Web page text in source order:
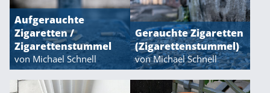
Aufgerauchte
Zigaretten /
Zigarettenstummel
von Michael Schnell
Gerauchte Zigaretten
(Zigarettenstummel)
von Michael Schnell